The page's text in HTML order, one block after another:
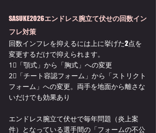
SASUKE2026エンドレス腕立て伏せの回数イン
フレ対策
回数インフレを抑えるには上に挙げた2点を
変更するだけで抑えられます。
1⃣「顎式」から「胸式」への変更
2⃣「チート容認フォーム」から「ストリクト
フォーム」への変更。両手を地面から離さな
いだけでも効果あり
エンドレス腕立て伏せで毎年問題（炎上案
件）となっている選手間の「フォームの不公